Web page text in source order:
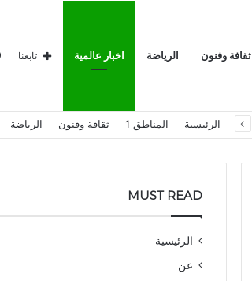
ثقافة وفنون الرياضة اخبار عالمية تابعنا
الرئيسية المناطق 1 ثقافة وفنون الرياضة
MUST READ
الرئيسية
عن